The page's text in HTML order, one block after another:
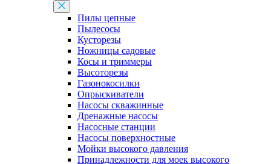
Пилы цепные
Пылесосы
Кусторезы
Ножницы садовые
Косы и триммеры
Высоторезы
Газонокосилки
Опрыскиватели
Насосы скважинные
Дренажные насосы
Насосные станции
Насосы поверхностные
Мойки высокого давления
Принадлежности для моек высокого